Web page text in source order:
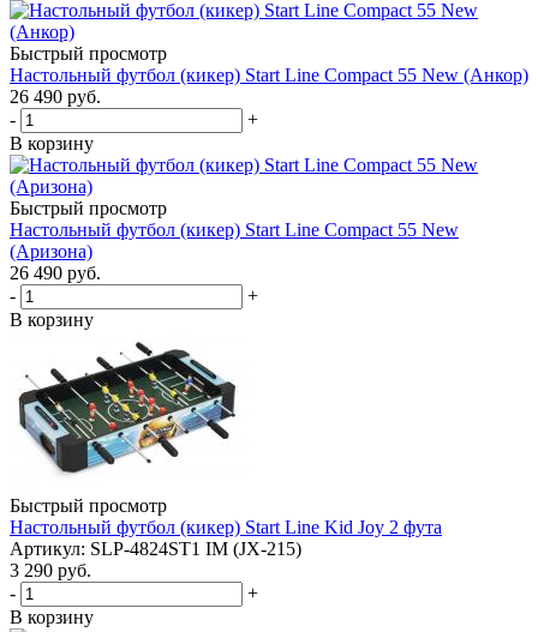
Быстрый просмотр
Настольный футбол (кикер) Start Line Compact 55 New (Анкор)
26 490 руб.
-
+
В корзину
Быстрый просмотр
Настольный футбол (кикер) Start Line Compact 55 New
(Аризона)
26 490 руб.
-
+
В корзину
Быстрый просмотр
Настольный футбол (кикер) Start Line Kid Joy 2 фута
Артикул: SLP-4824ST1 IM (JX-215)
3 290 руб.
-
+
В корзину